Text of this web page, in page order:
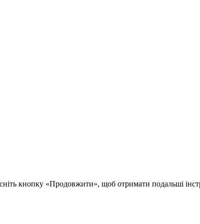
кнопку «Продовжити», щоб отримати подальші